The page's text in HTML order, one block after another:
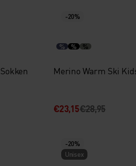
-20%
% % %
Merino Warm Ski
€23,15€28,95
-20%
Unisex